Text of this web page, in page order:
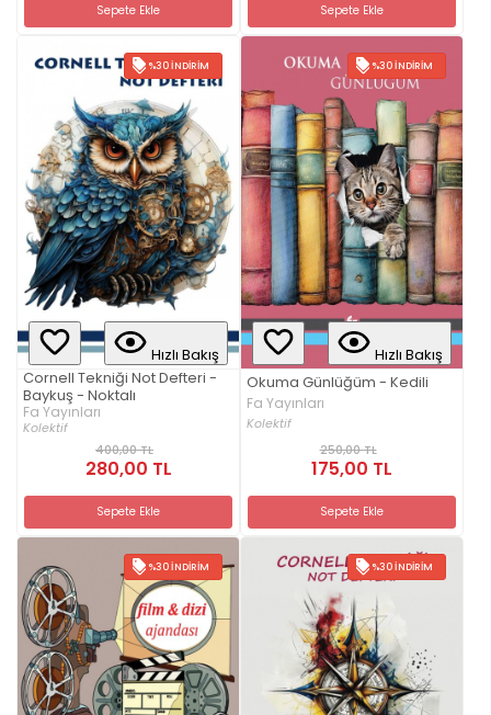
Sepete Ekle Sepete Ekle
%30 İNDIRIM
Hızlı Bakış
Cornell Tekniği Not Defteri -
Baykuş - Noktalı
Fa Yayınları
Kolektif
400,00 TL
280,00 TL
Sepete Ekle
%30 İNDIRIM
Hızlı Bakış
Okuma Günlüğüm - Kedili
Fa Yayınları
Kolektif
250,00 TL
175,00 TL
Sepete Ekle
%30 İNDIRIM %30 İNDIRIM